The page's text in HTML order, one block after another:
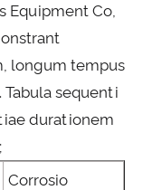
Equipment Co,
longum tempus
sequenti
durationem
Corrosio